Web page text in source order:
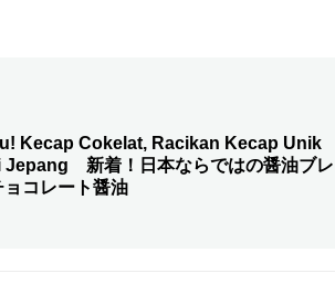
Kecap Cokelat, Racikan Kecap Unik
Jepang 新着！日本ならではの醤油ブ
ョコレート醤油